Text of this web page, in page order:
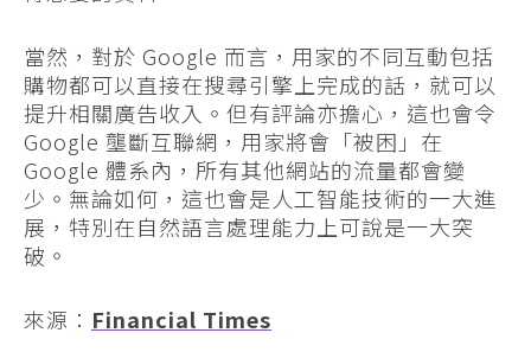
當然，對於 Google 而言，用家的不同互動包括
購物都可以直接在搜尋引擎上完成的話，就可以
提升相關廣告收入。但有評論亦擔心，這也會令
Google 壟斷互聯網，用家將會「被困」在
Google 體系內，所有其他網站的流量都會變
少。無論如何，這也會是人工智能技術的一大進
展，特別在自然語言處理能力上可說是一大突
破。
來源： Financial Times